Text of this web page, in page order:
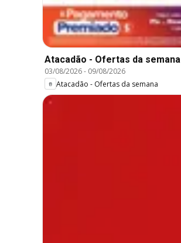
Atacadão - Ofertas da semana
03/08/2026- 09/08/2026
Atacadão - Ofertas da semana